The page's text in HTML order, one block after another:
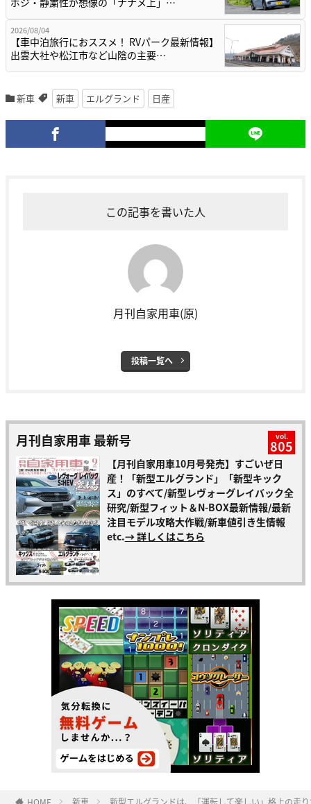
2026/08/04
【車中泊旅行におススメ！ RVパーク最新情報】
出雲大社や松江市など山陰の主要…
新車 新車 エルグランド 日産
この記事を書いた人
月刊自家用車(原)
投稿一覧へ
月刊自家用車 最新号 vol.
805
【月刊自家用車10月号発売】すごいぜ日
産！「新型エルグランド」「新型キック
ス」のすべて/新型レヴォーグレイバック全
研究/新型フィット＆N-BOX最新情報/最新
注目モデル攻略大作戦/新車値引き生情報
etc.→ 詳しくはこちら
HOME 新車 新型エルグランドは、「運転して楽しい」格上の走